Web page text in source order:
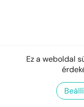
Ez a weboldal